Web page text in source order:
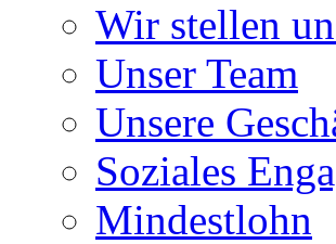
Wir stellen
Unser Team
Unsere
Soziales
Mindestlohn